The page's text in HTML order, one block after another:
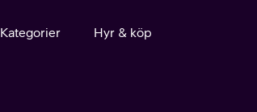
Kategorier Hyr & köp